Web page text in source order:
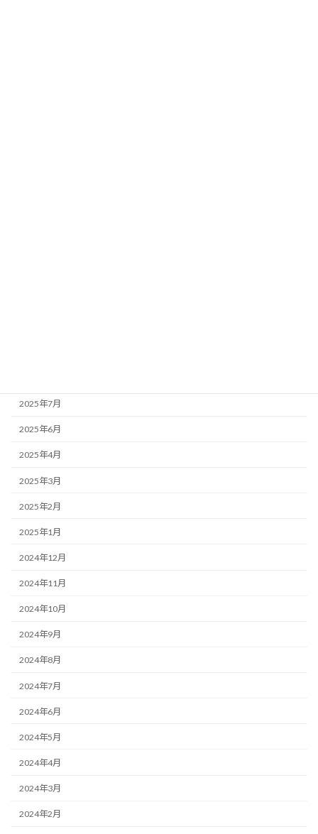
2025年7月
2025年6月
2025年4月
2025年3月
2025年2月
2025年1月
2024年12月
2024年11月
2024年10月
2024年9月
2024年8月
2024年7月
2024年6月
2024年5月
2024年4月
2024年3月
2024年2月